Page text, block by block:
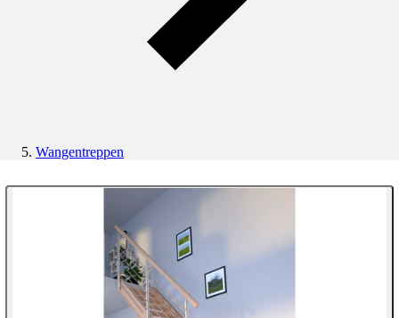
Wangentreppen